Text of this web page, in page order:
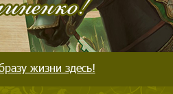
жизни здесь!